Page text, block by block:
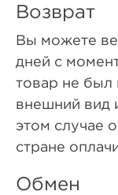
Возврат
Вы можете
дней с
товар не был
внешний вид
этом случае
стране
Обмен